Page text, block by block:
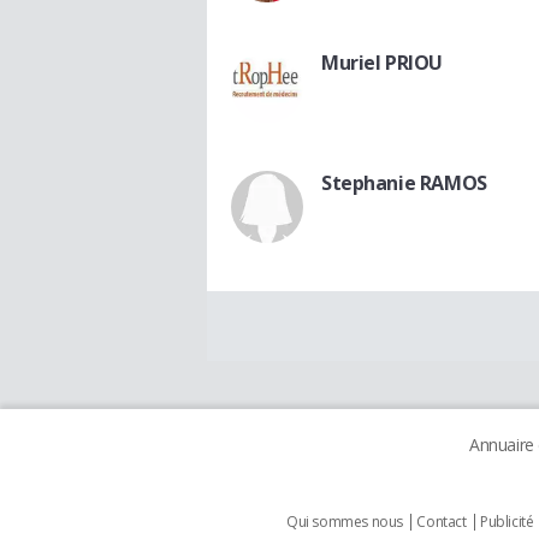
Muriel PRIOU
Stephanie RAMOS
Qui sommes nous Contact Publicité